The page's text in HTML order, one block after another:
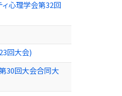
ィ心理学会第32回
回大会)
30回大会合同大